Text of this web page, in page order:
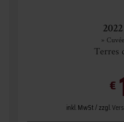
»
Terres
€
inkl. MwSt. / zzgl.